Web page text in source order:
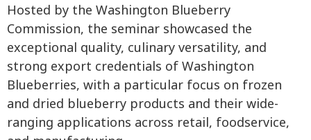
Hosted by the Washington Blueberry
Commission, the seminar showcased the
exceptional quality, culinary versatility, and
strong export credentials of Washington
Blueberries, with a particular focus on frozen
and dried blueberry products and their wide-
ranging applications across retail, foodservice,